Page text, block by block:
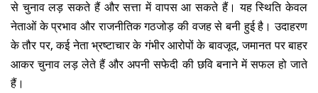
से चुनाव लड़ सकते हैं और सत्ता में वापस आ सकते हैं। यह स्थिति केवल
नेताओं के प्रभाव और राजनीतिक गठजोड़ की वजह से बनी हुई है। उदाहरण
के तौर पर, कई नेता भ्रष्टाचार के गंभीर आरोपों के बावजूद, जमानत पर बाहर
आकर चुनाव लड़ लेते हैं और अपनी सफेदी की छवि बनाने में सफल हो जाते
हैं।